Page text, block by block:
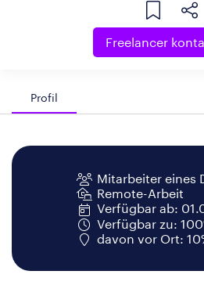
Freelancer
Profil
Mitarbeiter eines
Remote-Arbeit
Verfügbar ab:
Verfügbar zu:
davon vor Ort: